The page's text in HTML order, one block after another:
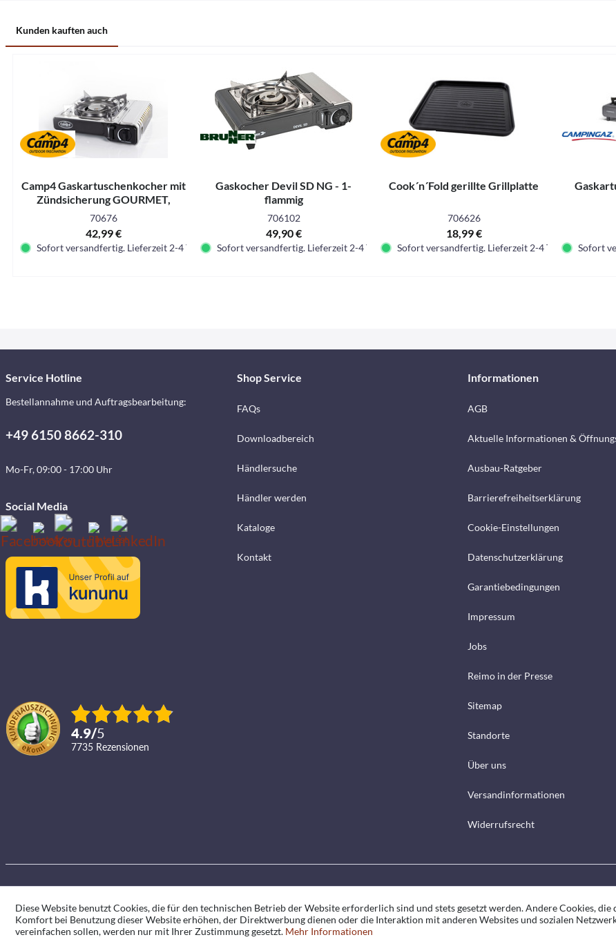
Kunden kauften auch
Camp4 Gaskartuschenkocher mit
Zündsicherung GOURMET,
Edelstahl
70676
42,99 €
Sofort versandfertig. Lieferzeit 2-4 Tage.
Gaskocher Devil SD NG - 1-
flammig
706102
49,90 €
Sofort versandfertig. Lieferzeit 2-4 Tage.
Cook´n´Fold gerillte Grillplatte
706626
18,99 €
Sofort versandfertig. Lieferzeit 2-4 Tage. Sofort
Service Hotline
Bestellannahme und Auftragsbearbeitung:
+49 6150 8662-310
Mo-Fr, 09:00 - 17:00 Uhr
Social Media
4.9/5
7735 Rezensionen
Shop Service
FAQs
Downloadbereich
Händlersuche
Händler werden
Kataloge
Kontakt
Informationen
AGB
Aktuelle Informationen &
Ausbau-Ratgeber
Barrierefreiheitserklärung
Cookie-Einstellungen
Datenschutzerklärung
Garantiebedingungen
Impressum
Jobs
Reimo in der Presse
Sitemap
Standorte
Über uns
Versandinformationen
Widerrufsrecht
Diese Website benutzt Cookies, die für den technischen Betrieb der Website erforderlich sind und stets gesetzt werden. Andere Cookies, die
Komfort bei Benutzung dieser Website erhöhen, der Direktwerbung dienen oder die Interaktion mit anderen Websites und sozialen
vereinfachen sollen, werden nur mit Ihrer Zustimmung gesetzt. Mehr Informationen